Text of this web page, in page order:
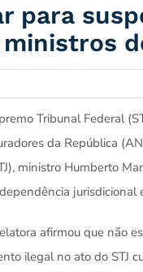
para
Tribunal Federal
da República
ministro Humberto
afirmou que não
ilegal no ato do STJ